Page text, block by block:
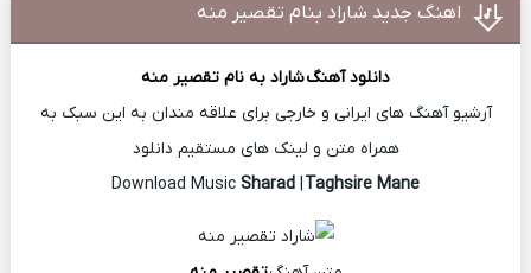
اهنگ جدید شاراد بنام تقصیر منه
دانلود آهنگشاراد به نام تقصیر منه
آرشیو آهنگ های ایرانی و خارجی برای علاقه مندان به این سبک به
همراه متن و لینک های مستقیم دانلود
Download Music
Sharad|Taghsire Mane